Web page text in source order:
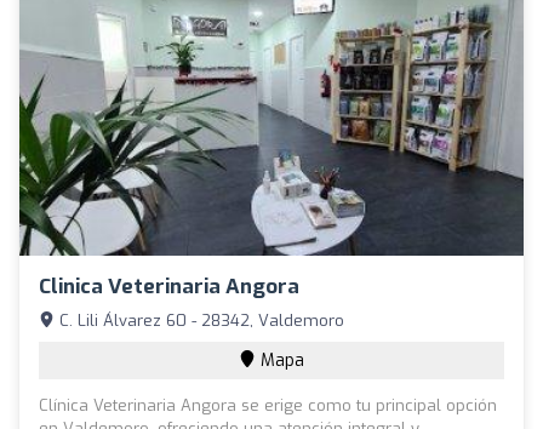
Clinica Veterinaria Angora
C. Lili Álvarez 60 - 28342, Valdemoro
Mapa
Clínica Veterinaria Angora se erige como tu principal opción